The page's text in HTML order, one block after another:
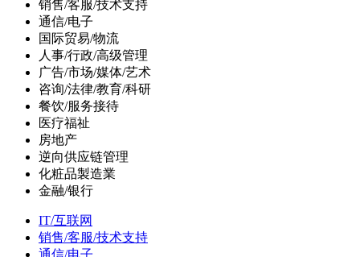
销售/客服/技术支持
通信/电子
国际贸易/物流
人事/行政/高级管理
广告/市场/媒体/艺术
咨询/法律/教育/科研
餐饮/服务接待
医疗福祉
房地产
逆向供应链管理
化粧品製造業
金融/银行
IT/互联网
销售/客服/技术支持
通信/电子